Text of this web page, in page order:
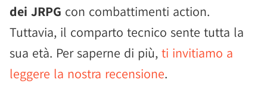
dei JRPG con combattimenti action.
Tuttavia, il comparto tecnico sente tutta la
sua età. Per saperne di più, ti invitiamo a
leggere la nostra recensione.